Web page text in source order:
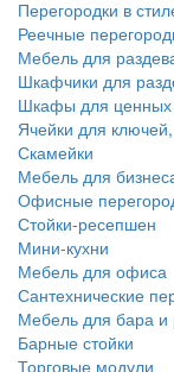
Перегородки в
Реечные
Мебель для
Шкафчики для
Шкафы для
Ячейки для
Скамейки
Мебель для
Офисные
Стойки-ресепшен
Мини-кухни
Мебель для офиса
Сантехнические
Мебель для бара и
Барные стойки
Торговые модули